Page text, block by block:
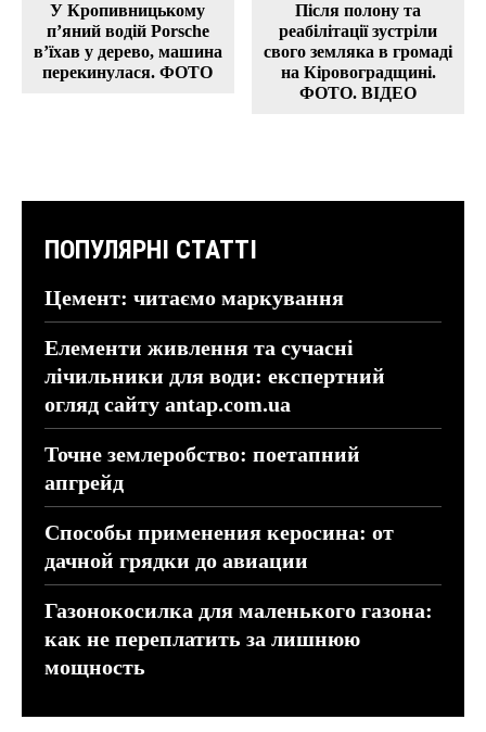
У Кропивницькому
п’яний водій Porsche
в’їхав у дерево, машина
перекинулася. ФОТО
Після полону та
реабілітації зустріли
свого земляка в громаді
на Кіровоградщині.
ФОТО. ВІДЕО
ПОПУЛЯРНІ СТАТТІ
Цемент: читаємо маркування
Елементи живлення та сучасні
лічильники для води: експертний
огляд сайту antap.com.ua
Точне землеробство: поетапний
апгрейд
Способы применения керосина: от
дачной грядки до авиации
Газонокосилка для маленького газона:
как не переплатить за лишнюю
мощность